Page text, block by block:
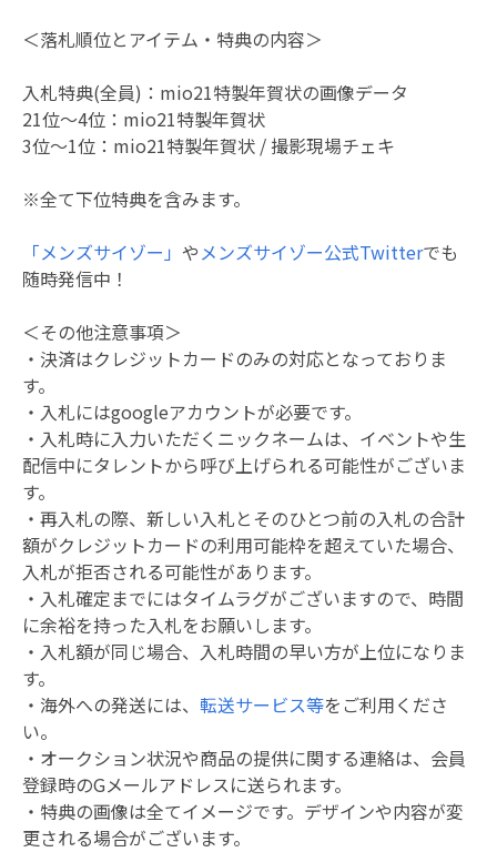
＜落札順位とアイテム・特典の内容＞
入札特典(全員)：mio21特製年賀状の画像データ
21位～4位：mio21特製年賀状
3位～1位：mio21特製年賀状 / 撮影現場チェキ
※全て下位特典を含みます。
「メンズサイゾー」 や メンズサイゾー公式Twitterでも
随時発信中！
＜その他注意事項＞
・決済はクレジットカードのみの対応となっておりま
す。
・入札にはgoogleアカウントが必要です。
・入札時に入力いただくニックネームは、イベントや生
配信中にタレントから呼び上げられる可能性がございま
す。
・再入札の際、新しい入札とそのひとつ前の入札の合計
額がクレジットカードの利用可能枠を超えていた場合、
入札が拒否される可能性があります。
・入札確定までにはタイムラグがございますので、時間
に余裕を持った入札をお願いします。
・入札額が同じ場合、入札時間の早い方が上位になりま
す。
・海外への発送には、 転送サービス等をご利用くださ
い。
・オークション状況や商品の提供に関する連絡は、会員
登録時のGメールアドレスに送られます。
・特典の画像は全てイメージです。デザインや内容が変
更される場合がございます。